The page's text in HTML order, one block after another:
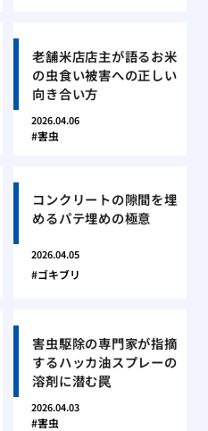
老舗米店店主が語るお米
の虫食い被害への正しい
向き合い方
2026.04.06
害虫
コンクリートの隙間を埋
めるパテ埋めの極意
2026.04.05
ゴキブリ
害虫駆除の専門家が指摘
するハッカ油スプレーの
溶剤に潜む罠
2026.04.03
害虫